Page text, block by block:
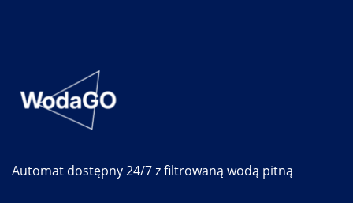
Automat dostępny 24/7 z filtrowaną wodą pitną